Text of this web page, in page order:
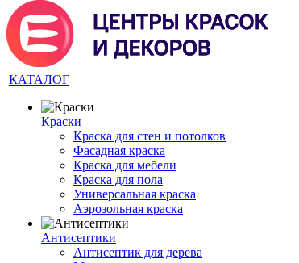
КАТАЛОГ
Краски
Краска для стен и потолков
Фасадная краска
Краска для мебели
Краска для пола
Универсальная краска
Аэрозольная краска
Антисептики
Антисептик для дерева